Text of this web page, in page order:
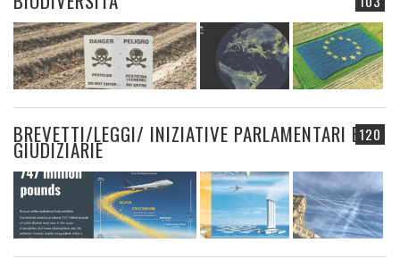
120
BREVETTI/LEGGI/ INIZIATIVE PARLAMENTARI E
GIUDIZIARIE